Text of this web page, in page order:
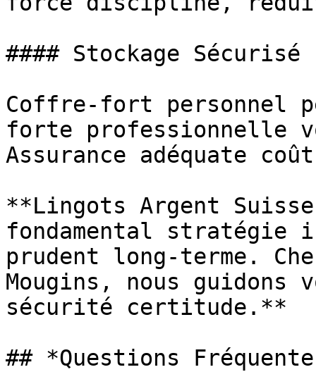
#### Stockage Sécurisé
Coffre-fort personnel
forte professionnelle
Assurance adéquate
**Lingots Argent
fondamental stratégie
prudent long-terme.
Mougins, nous
sécurité certitude.**
## *Questions